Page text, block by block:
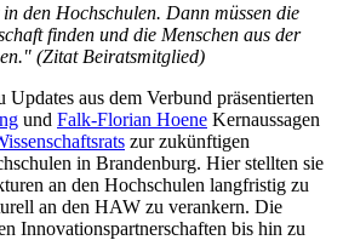
den Hochschulen. Dann müssen die
finden und die Menschen aus der
(Zitat Beiratsmitglied)
aus dem Verbund präsentierten
und Falk-Florian Hoene Kernaussagen
zur zukünftigen
in Brandenburg. Hier stellten sie
an den Hochschulen langfristig zu
an den HAW zu verankern. Die
Innovationspartnerschaften bis hin zu